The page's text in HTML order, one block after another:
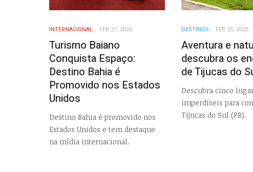
INTERNACIONAL FEB 27, 2025
Turismo Baiano
Conquista Espaço:
Destino Bahia é
Promovido nos Estados
Unidos
Destino Bahia é promovido nos
Estados Unidos e tem destaque
na mídia internacional.
DESTINOS FEB 25, 2025
Aventura e
descubra os
de Tijucas do
Descubra cinco
imperdíveis para
Tijucas do Sul (PR).